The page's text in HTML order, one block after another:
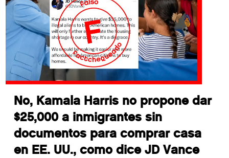
No, Kamala Harris no propone dar
$25,000 a inmigrantes sin
documentos para comprar casa
en EE. UU., como dice JD Vance